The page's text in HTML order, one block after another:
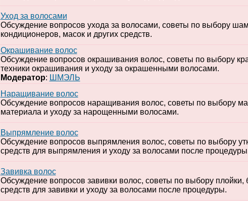
Уход за волосами
Обсуждение вопросов ухода за волосами, советы по выбору
кондиционеров, масок и других средств.
Окрашивание волос
Обсуждение вопросов окрашивания волос, советы по выбору
техники окрашивания и уходу за окрашенными волосами.
Модератор: ШМЭЛЬ
Наращивание волос
Обсуждение вопросов наращивания волос, советы по выбору
материала и уходу за нарощенными волосами.
Выпрямление волос
Обсуждение вопросов выпрямления волос, советы по выбору
средств для выпрямления и уходу за волосами после
Завивка волос
Обсуждение вопросов завивки волос, советы по выбору плойки,
средств для завивки и уходу за волосами после процедуры.